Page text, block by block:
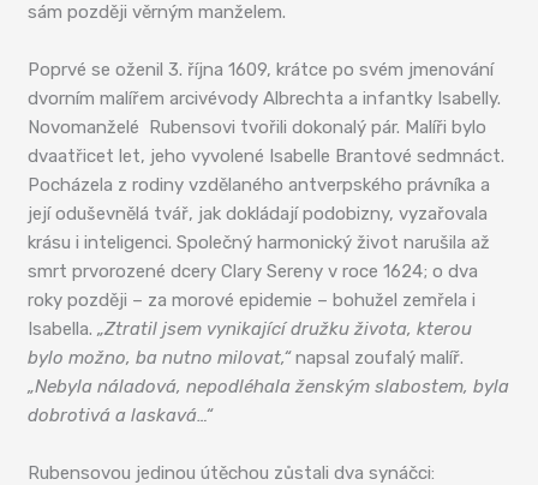
sám později věrným manželem.
Poprvé se oženil 3. října 1609, krátce po svém jmenování
dvorním malířem arcivévody Albrechta a infantky Isabelly.
Novomanželé Rubensovi tvořili dokonalý pár. Malíři bylo
dvaatřicet let, jeho vyvolené Isabelle Brantové sedmnáct.
Pocházela z rodiny vzdělaného antverpského právníka a
její oduševnělá tvář, jak dokládají podobizny, vyzařovala
krásu i inteligenci. Společný harmonický život narušila až
smrt prvorozené dcery Clary Sereny v roce 1624; o dva
roky později – za morové epidemie – bohužel zemřela i
Isabella.„Ztratil jsem vynikající družku života, kterou
bylo možno, ba nutno milovat,“napsal zoufalý malíř.
„Nebyla náladová, nepodléhala ženským slabostem, byla
dobrotivá a laskavá…“
Rubensovou jedinou útěchou zůstali dva synáčci: